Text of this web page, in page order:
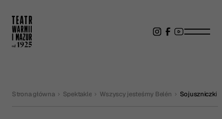
Strona główna Spektakle Wszyscy jesteśmy Belén Sojuszniczki